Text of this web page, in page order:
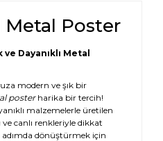
Metal Poster
ve Dayanıklı Metal
modern ve şık bir
posterharika bir tercih!
malzemelerle üretilen
canlı renkleriyle dikkat
adımda dönüştürmek için